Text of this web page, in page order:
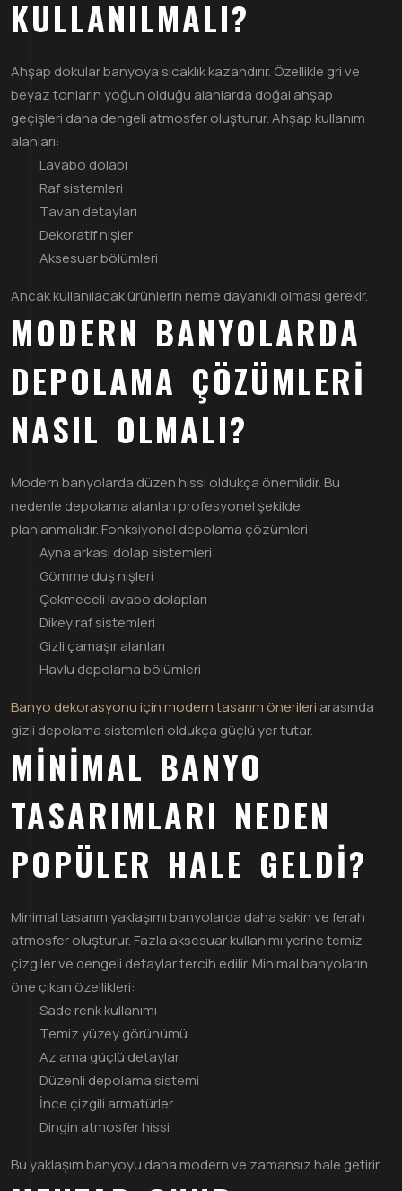
KULLANILMALI?
Ahşap dokular banyoya sıcaklık kazandırır. Özellikle gri ve
beyaz tonların yoğun olduğu alanlarda doğal ahşap
geçişleri daha dengeli atmosfer oluşturur. Ahşap kullanım
alanları:
Lavabo dolabı
Raf sistemleri
Tavan detayları
Dekoratif nişler
Aksesuar bölümleri
Ancak kullanılacak ürünlerin neme dayanıklı olması gerekir.
MODERN BANYOLARDA
DEPOLAMA ÇÖZÜMLERI
NASIL OLMALI?
Modern banyolarda düzen hissi oldukça önemlidir. Bu
nedenle depolama alanları profesyonel şekilde
planlanmalıdır. Fonksiyonel depolama çözümleri:
Ayna arkası dolap sistemleri
Gömme duş nişleri
Çekmeceli lavabo dolapları
Dikey raf sistemleri
Gizli çamaşır alanları
Havlu depolama bölümleri
Banyo dekorasyonu için modern tasarım önerileri arasında
gizli depolama sistemleri oldukça güçlü yer tutar.
MINIMAL BANYO
TASARIMLARI NEDEN
POPÜLER HALE GELDI?
Minimal tasarım yaklaşımı banyolarda daha sakin ve ferah
atmosfer oluşturur. Fazla aksesuar kullanımı yerine temiz
çizgiler ve dengeli detaylar tercih edilir. Minimal banyoların
öne çıkan özellikleri:
Sade renk kullanımı
Temiz yüzey görünümü
Az ama güçlü detaylar
Düzenli depolama sistemi
İnce çizgili armatürler
Dingin atmosfer hissi
Bu yaklaşım banyoyu daha modern ve zamansız hale getirir.